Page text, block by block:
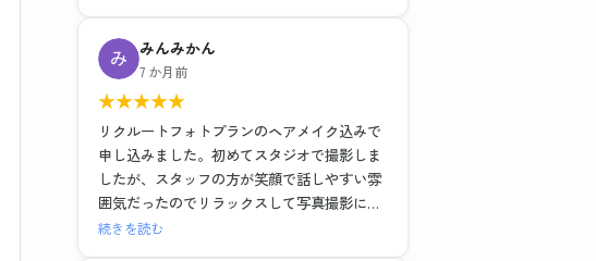
経験がある方には是非おすすめしたい。
わたしのように撮り直しで遠方からいらっし
ゃるお客さんが多いのも納得です。
素敵な写真を作成いただき、前向きな転職活
動のスタートを切れそうです！
本当にありがとうございました。
も即日送っていただけたので大変助かりまし
た。
ノーメイクで、と準備のところに記載されて
ましたがどうしても眉だけは描いて行きたか
ったので到着後すぐ落とそうとしたらそのま
までも大丈夫ですよ〜と優しく仰ってくださ
ったので、もしノーメイクで出かけることに
抵抗ある女性がいらっしゃいましたらすぐ落
とせる最低限のメイク(眉描くだけ等)はして
みんみかん
7 か月前
★★★★★
リクルートフォトプランのヘアメイク込みで
申し込みました。初めてスタジオで撮影しま
したが、スタッフの方が笑顔で話しやすい雰
囲気だったのでリラックスして写真撮影に臨
むことができました。ヘアメイクを実際にし
続きを読む